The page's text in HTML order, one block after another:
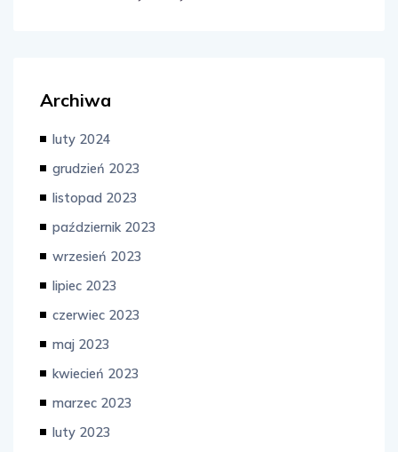
Archiwa
luty 2024
grudzień 2023
listopad 2023
październik 2023
wrzesień 2023
lipiec 2023
czerwiec 2023
maj 2023
kwiecień 2023
marzec 2023
luty 2023